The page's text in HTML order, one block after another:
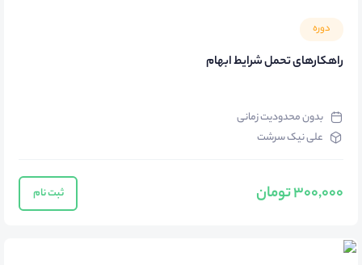
دوره
راهکارهای تحمل شرایط ابهام
بدون محدودیت زمانی
علی نیک سرشت
300,000 تومان ثبت نام